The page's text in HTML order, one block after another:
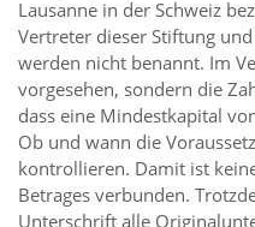
Lausanne in der Schweiz
Vertreter dieser Stiftung
werden nicht benannt. Im
vorgesehen, sondern die
dass eine Mindestkapital
Ob und wann die
kontrollieren. Damit ist
Betrages verbunden.
Unterschrift alle